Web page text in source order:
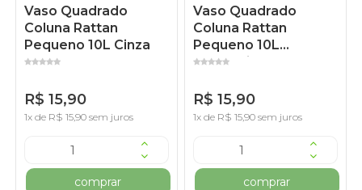
Vaso Quadrado
Coluna Rattan
Pequeno 10L Cinza
R$ 15,90
1x de R$ 15,90 sem juros
comprar
Vaso Quadrado
Coluna Rattan
Pequeno 10L
Marmorizado
R$ 15,90
1x de R$ 15,90 sem juros
comprar